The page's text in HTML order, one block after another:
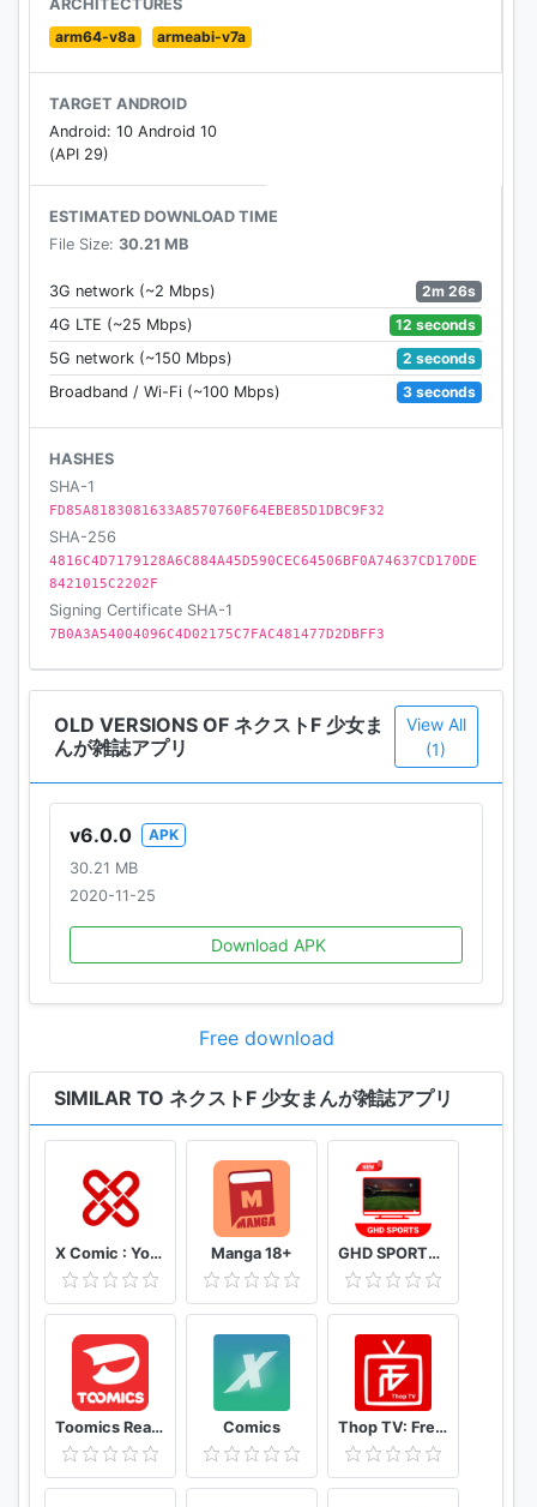
メできるシェア機能も便利に！ さらにＦフェスでは
ブックマーク機能も新しく追加！ ずっととっておき
●どんな作品があるの？
ネクストFなら公爵さまとの年の差LOVEから学園溺愛
今読みたい胸キュンもドキドキもぜんぶある！
心に響くエッセイや、笑えるギャグも充実!!
シリーズ累計130万部超！（紙・電子合計)
[熱愛プリンスお兄ちゃんはキミが好き]青月まどか
累計100万部超（紙・電子合計)のディランシア大陸シ
リーズ最新作！
[盗賊王のおしのび花嫁]神月凛
他、大人気 豪華ラインナップ20作品以上が楽しめる!!
連載作品
[熱愛プリンスお兄ちゃんはキミが好き]青月まどか
[盗賊王のおしのび花嫁]神月凛
[おじさま侯爵は恋するお年頃]飛鳥りな
[印伝さんと縁結び]小糸さよ
[蛇神さまと贄の花姫]蓮水りく
[chicken or beef？]さぎり和紗
[少年王と恋の刻印]こうじま奈月
[日々草]戸田誠二
[あひると24節気72候]サメマチオ
もたっぷり配信中!!
人気作［大正ロマンチカ］［天に恋う］も読めるよ！
●最新情報をキャッチ!
どこよりも早く連載の予定、コミックスの予定をお知
らせ!!
コミックス新刊情報は3か月先までチェックできる！
●特別な情報やワクワク企画がいっぱい!!
プレゼントコーナーでは豪華プレゼントが当たっちゃ
ネクストFでLOVEキュンエブリディ♪
———————————————————————
※推奨環境
「ネクストF」は対応OS、andorido5.0以上を推奨して
います。
ARCHITECTURES
arm64-v8a
armeabi-v7a
TARGET ANDROID
Android: 10 Android 10
(API 29)
ESTIMATED DOWNLOAD TIME
File Size: 30.21 MB
3G network (~2 Mbps)
2m 26s
4G LTE (~25 Mbps)
12 seconds
5G network (~150 Mbps)
2 seconds
Broadband / Wi-Fi (~100 Mbps)
3 seconds
HASHES
SHA-1
FD85A8183081633A8570760F64EBE85D1DBC9F32
SHA-256
4816C4D7179128A6C884A45D590CEC64506BF0A74637CD170DE
8421015C2202F
Signing Certificate SHA-1
7B0A3A54004096C4D02175C7FAC481477D2DBFF3
OLD VERSIONS OF ネクストF 少女ま
んが雑誌アプリ
View All
(1)
v6.0.0
APK
30.21 MB
2020-11-25
Download APK
Free download
SIMILAR TO ネクストF 少女まんが雑誌アプリ
X Comic : Yote Pya , Free MM Sub Comics Manga 18+ GHD SPORTS - HD Live Cricket TV Tips
Toomics Read unlimited comics Comics Thop TV: Free Thoptv Live Cricket Guide 2021